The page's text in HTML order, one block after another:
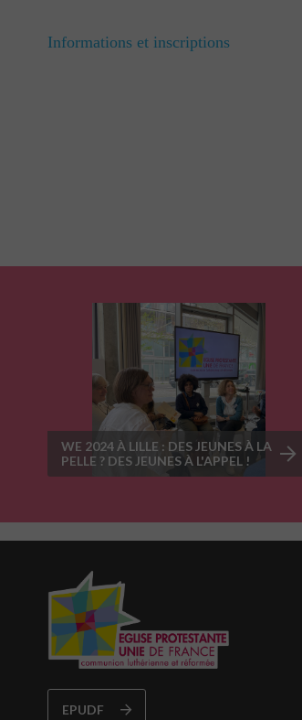
Informations et inscriptions
WE 2024 À LILLE : DES JEUNES À LA
PELLE ? DES JEUNES À L'APPEL !
EPUDF